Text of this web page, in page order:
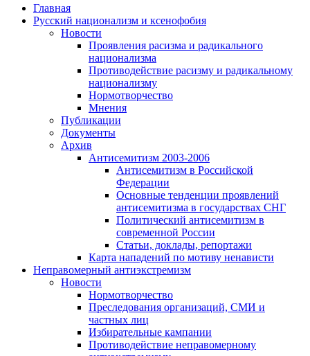
Главная
Русский национализм и ксенофобия
Новости
Проявления расизма и радикального
национализма
Противодействие расизму и радикальному
национализму
Нормотворчество
Мнения
Публикации
Документы
Архив
Антисемитизм 2003-2006
Антисемитизм в Российской
Федерации
Основные тенденции проявлений
антисемитизма в государствах СНГ
Политический антисемитизм в
современной России
Статьи, доклады, репортажи
Карта нападений по мотиву ненависти
Неправомерный антиэкстремизм
Новости
Нормотворчество
Преследования организаций, СМИ и
частных лиц
Избирательные кампании
Противодействие неправомерному